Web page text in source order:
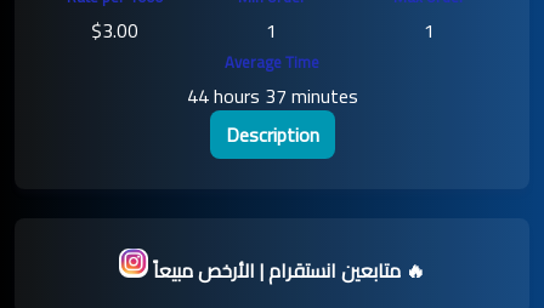
$3.00
1
1
44 hours 37 minutes
Description
متابعين انستقرام | الأرخص مبيعاً 🔥